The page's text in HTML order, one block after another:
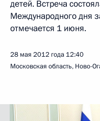
детей. Встреча
Международного дня
отмечается 1 июня.
28 мая 2012 года 12:40
Московская область, Ново-